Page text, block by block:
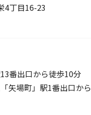
4丁目16-23
番出口から徒歩10分
矢場町」駅1番出口から